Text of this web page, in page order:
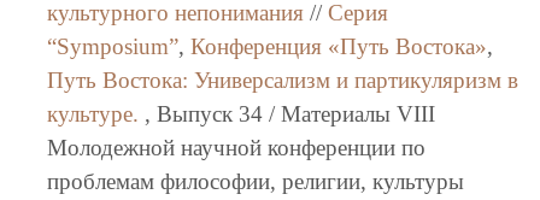
культурного непонимания// Серия
“Symposium”, Конференция «Путь Востока»,
Путь Востока: Универсализм и партикуляризм в
культуре. , Выпуск 34 / Материалы VIII
Молодежной научной конференции по
проблемам философии, религии, культуры